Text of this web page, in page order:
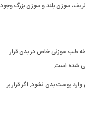
سوزن بلند و سوزن بزرگ وجود
باشد. این سوزن را به راحتی تا حداکثر 3 روز می‌توانید در یک نقطه طب سوزنی خاص در بدن قرار
پوست بدن نشود. اگر قرار بر